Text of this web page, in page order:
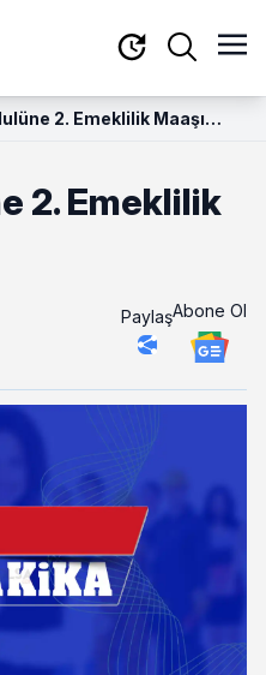
2. Emeklilik Maaşı
2. Emeklilik
PaylaşAbone Ol